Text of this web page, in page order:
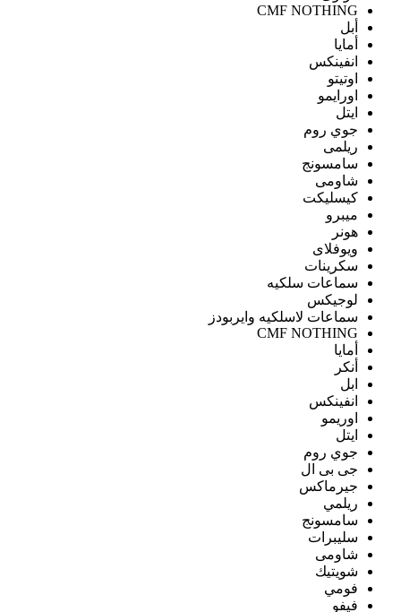
CMF NOTHING
أبل
أمايا
انفينكس
اوتيتو
اورايمو
ايتل
جوي روم
ريلمى
سامسونج
شاومى
كيسليكت
ميبرو
هونر
ويوفلاى
سكرينات
سماعات سلكيه
لوجيكس
سماعات لاسلكيه وايربودز
CMF NOTHING
أمايا
أنكر
ابل
انفينكس
اوريمو
ايتل
جوي روم
جى بى ال
جيرماكس
ريلمي
سامسونج
سليبرات
شاومى
شويتيك
فومي
فيفو